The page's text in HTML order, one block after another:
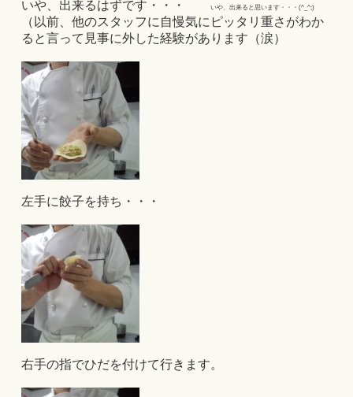
いや、出来るはずです・・・
いや、出来ると思います・・・(^_^;)
（以前、他のスタッフに自慢気にピッタリ重さがわか
ると言って見事に外した経験があります（涙）
左手に餃子を持ち・・・
右手の指でひだを付けて行きます。